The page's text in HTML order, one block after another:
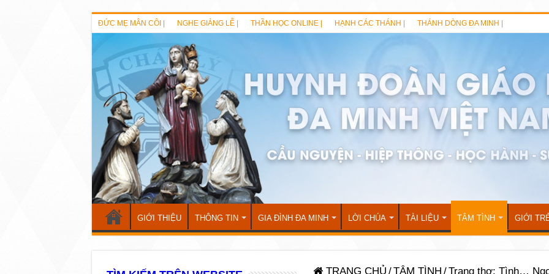
ĐỨC MẸ MÂN CÔI | NGHE GIẢNG LỄ | THẦN HỌC ONLINE | HẠNH CÁC THÁNH | THÁNH DÒNG ĐA MINH |
GIỚI THIỆU THÔNG TIN GIA ĐÌNH ĐA MINH LỜI CHÚA TÀI LIỆU TÂM TÌNH GIỚI
TRANG CHỦ /TÂM TÌNH /Trang thơ: Tình…